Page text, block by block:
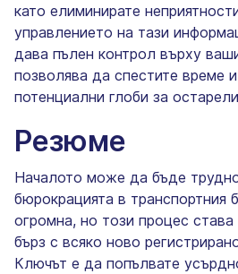
като елиминирате
управлението на тази
дава пълен контрол върху
позволява да спестите време
потенциални глоби за
Резюме
Началото може да бъде
бюрокрацията в транспортния
огромна, но този процес
бърз с всяко ново
Ключът е да попълвате